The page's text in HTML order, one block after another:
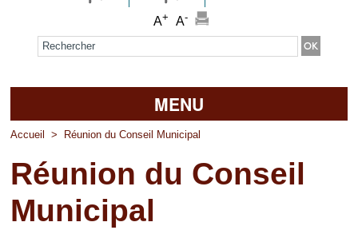
A+ A-
Formulaire de recherche
MENU
Accueil
La mairie
Découvrir Pierrefitte
Accueil > Réunion du Conseil Municipal
Réunion du Conseil
Municipal